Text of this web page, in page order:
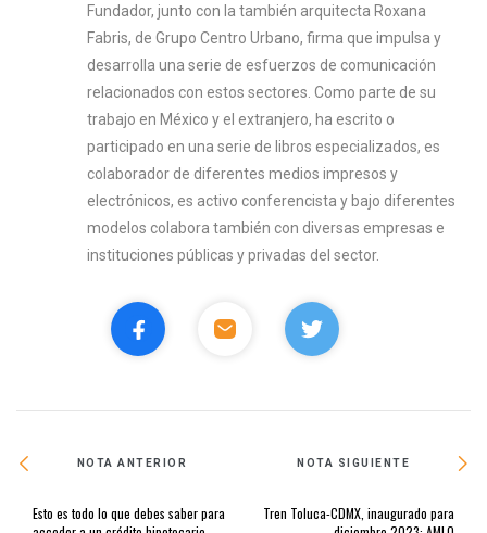
Fundador, junto con la también arquitecta Roxana
Fabris, de Grupo Centro Urbano, firma que impulsa y
desarrolla una serie de esfuerzos de comunicación
relacionados con estos sectores. Como parte de su
trabajo en México y el extranjero, ha escrito o
participado en una serie de libros especializados, es
colaborador de diferentes medios impresos y
electrónicos, es activo conferencista y bajo diferentes
modelos colabora también con diversas empresas e
instituciones públicas y privadas del sector.
NOTA ANTERIOR
Esto es todo lo que debes saber para
NOTA SIGUIENTE
Tren Toluca-CDMX, inaugurado para